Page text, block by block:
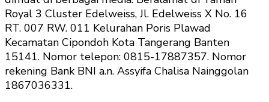
Royal 3 Cluster Edelweiss, Jl. Edelweiss X No. 16
RT. 007 RW. 011 Kelurahan Poris Plawad
Kecamatan Cipondoh Kota Tangerang Banten
15141. Nomor telepon: 0815-17887357. Nomor
rekening Bank BNI a.n. Assyifa Chalisa Nainggolan
1867036331.